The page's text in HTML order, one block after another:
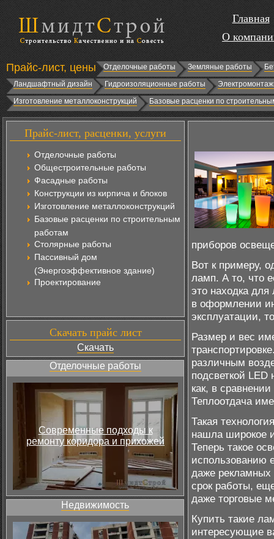
Главная
О
Прайс-лист, цены Отделочные работы Земляные работы
Ландшафтный дизайн
Гидроизоляционные работы
Изготовление металлоконструкций
Базовые расценки по
Прайс-лист, расценки, услуги
Отделочные работы
Общестроительные работы
Фасадные работы
Конструкции из кирпича и блоков
Изготовление металлоконструкций
Базовые расценки по строительным
работам
Столярные работы
Пассивный дом
(Энергоэффективное здание)
Проектирование
Скачать прайс лист
Скачать
Отделочные работы
Современные подходы к
ремонту коридора и прихожей
Недвижимость
приборов
Вот к примеру,
ламп. А то, что
это находка
в оформлении
эксплуатации,
Размер и вес
различным
подсветкой LED
как, в
Теплоотдача
Такая
нашла широкое
Теперь такое
использованию
даже рекламных
срок работы,
даже торговые
Купить такие
интересующие